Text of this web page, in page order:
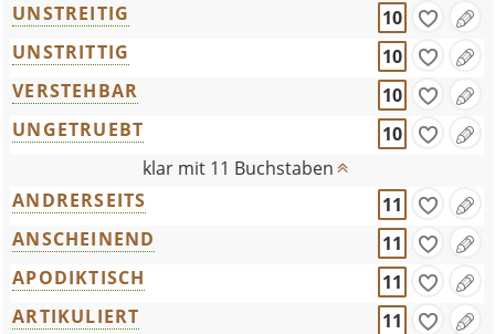
UNSTREITIG
10
UNSTRITTIG
10
VERSTEHBAR
10
UNGETRUEBT
10
klar mit 11 Buchstaben
ANDRERSEITS
11
ANSCHEINEND
11
APODIKTISCH
11
ARTIKULIERT
11